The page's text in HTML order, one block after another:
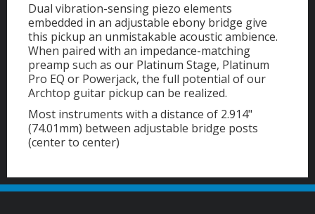
Dual vibration-sensing piezo elements
embedded in an adjustable ebony bridge give
this pickup an unmistakable acoustic ambience.
When paired with an impedance-matching
preamp such as our Platinum Stage, Platinum
Pro EQ or Powerjack, the full potential of our
Archtop guitar pickup can be realized.
Most instruments with a distance of 2.914"
(74.01mm) between adjustable bridge posts
(center to center)